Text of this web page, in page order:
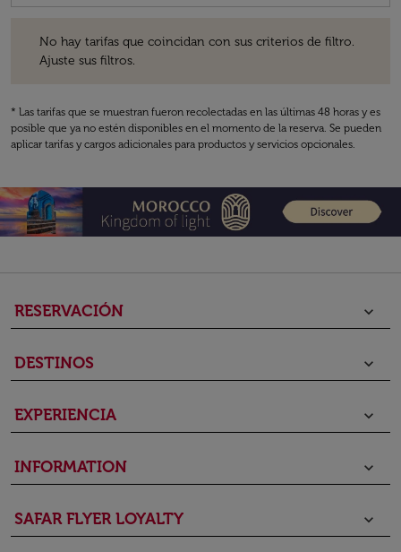
No hay tarifas que coincidan con sus criterios de filtro.
Ajuste sus filtros.
* Las tarifas que se muestran fueron recolectadas en las últimas 48 horas y es
posible que ya no estén disponibles en el momento de la reserva. Se pueden
aplicar tarifas y cargos adicionales para productos y servicios opcionales.
RESERVACIÓN keyboard_arrow_down
DESTINOS keyboard_arrow_down
EXPERIENCIA keyboard_arrow_down
INFORMATION keyboard_arrow_down
SAFAR FLYER LOYALTY keyboard_arrow_down